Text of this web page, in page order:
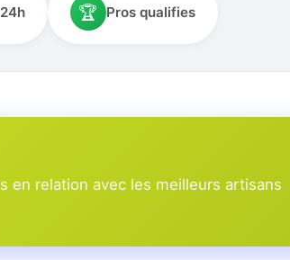
🏆 Pros qualifies
en relation avec les meilleurs artisans